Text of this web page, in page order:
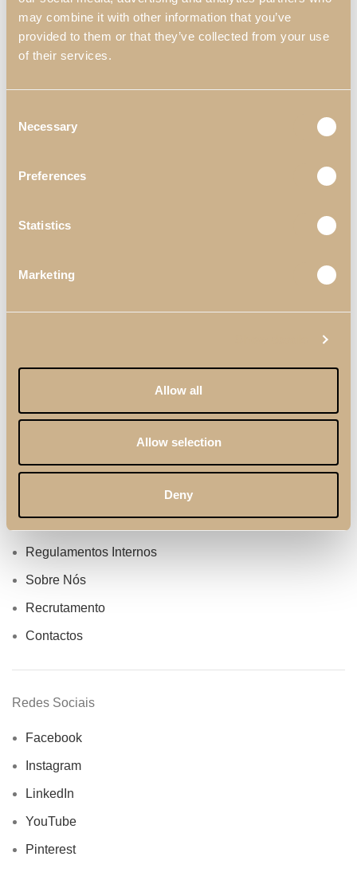
may combine it with other information that you’ve
provided to them or that they’ve collected from your use
of their services.
Selection
Necessary
Preferences
Statistics
Marketing
Allow all
Allow selection
Deny
Catálogos
Termos & Condições
Cuidados & Manutenção
Regulamentos Internos
Sobre Nós
Recrutamento
Contactos
Redes Sociais
Facebook
Instagram
LinkedIn
YouTube
Pinterest